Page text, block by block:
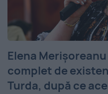
Elena
complet de
Turda, după ce